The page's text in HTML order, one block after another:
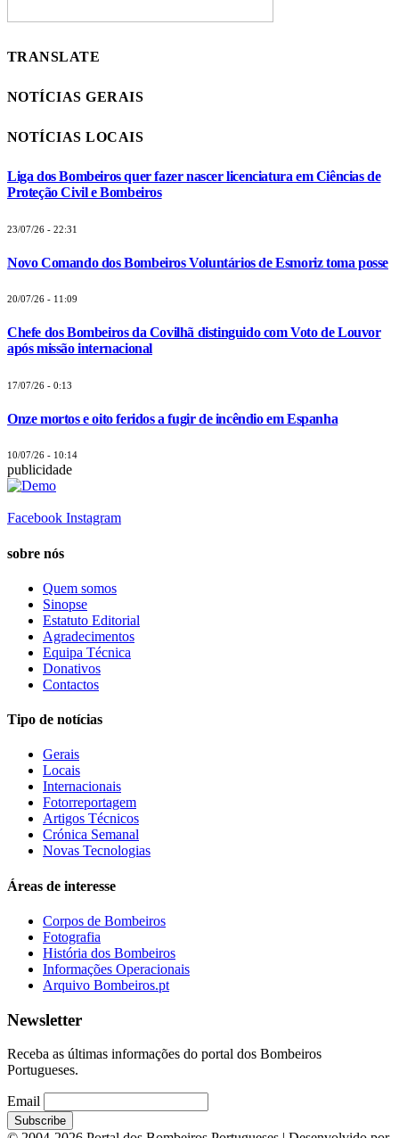
TRANSLATE
NOTÍCIAS GERAIS
NOTÍCIAS LOCAIS
Liga dos Bombeiros quer fazer nascer licenciatura em Ciências de
Proteção Civil e Bombeiros
23/07/26 - 22:31
Novo Comando dos Bombeiros Voluntários de Esmoriz toma posse
20/07/26 - 11:09
Chefe dos Bombeiros da Covilhã distinguido com Voto de Louvor
após missão internacional
17/07/26 - 0:13
Onze mortos e oito feridos a fugir de incêndio em Espanha
10/07/26 - 10:14
publicidade
Facebook Instagram
sobre nós
Quem somos
Sinopse
Estatuto Editorial
Agradecimentos
Equipa Técnica
Donativos
Contactos
Tipo de notícias
Gerais
Locais
Internacionais
Fotorreportagem
Artigos Técnicos
Crónica Semanal
Novas Tecnologias
Áreas de interesse
Corpos de Bombeiros
Fotografia
História dos Bombeiros
Informações Operacionais
Arquivo Bombeiros.pt
Newsletter
Receba as últimas informações do portal dos Bombeiros
Portugueses.
Email